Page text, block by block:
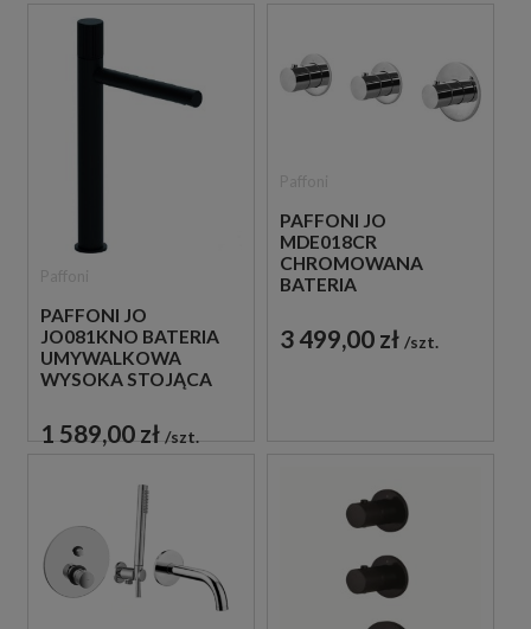
PAFFONI JO
JO081KNO BATERIA
UMYWALKOWA
WYSOKA STOJĄCA
CZARNA
1 589,00 zł szt.
PAFFONI JO
MDE018CR
CHROMOWANA
BATERIA
DROŻNA
TERMOSTATYCZNA
3 499,00 zł szt.